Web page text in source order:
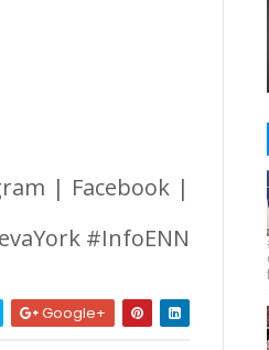
| Facebook |
#InfoENN
Google+